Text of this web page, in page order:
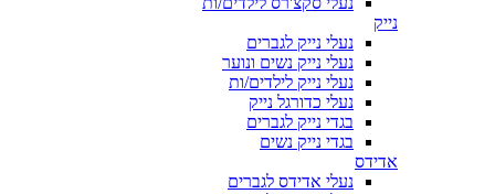
נייק
נעלי נייק לגברים
נעלי נייק נשים ונוער
נעלי נייק לילדים/ות
נעלי כדורגל נייק
בגדי נייק לגברים
בגדי נייק נשים
אדידס
נעלי אדידס לגברים